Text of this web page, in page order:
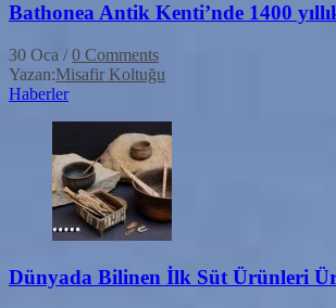
Bathonea Antik Kenti’nde 1400
30 Oca / 0 Comments
Yazan:Misafir Koltuğu
Haberler
Dünyada Bilinen İlk Süt Ürünleri